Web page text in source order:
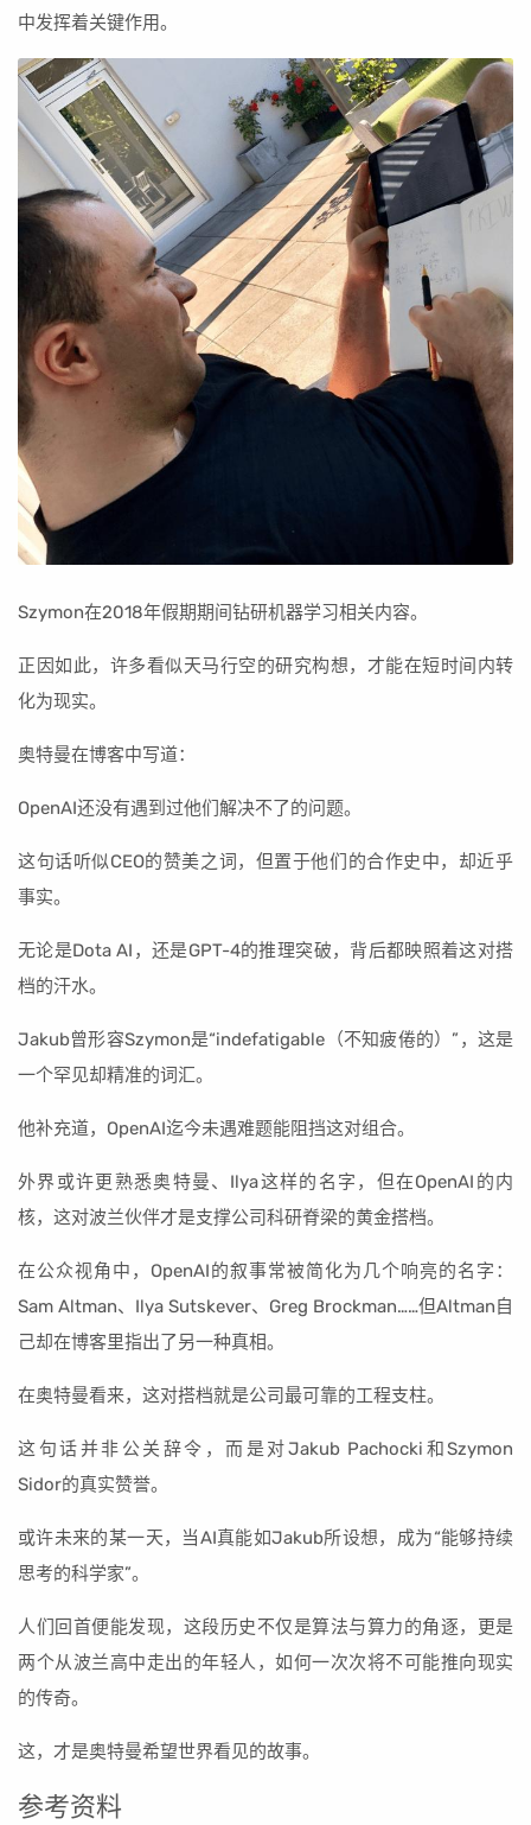
中发挥着关键作用。
Szymon在2018年假期期间钻研机器学习相关内容。
正因如此，许多看似天马行空的研究构想，才能在短时间内转
化为现实。
奥特曼在博客中写道：
OpenAI还没有遇到过他们解决不了的问题。
这句话听似CEO的赞美之词，但置于他们的合作史中，却近乎
事实。
无论是Dota AI，还是GPT-4的推理突破，背后都映照着这对搭
档的汗水。
Jakub曾形容Szymon是“indefatigable（不知疲倦的）”，这是
一个罕见却精准的词汇。
他补充道，OpenAI迄今未遇难题能阻挡这对组合。
外界或许更熟悉奥特曼、Ilya这样的名字，但在OpenAI的内
核，这对波兰伙伴才是支撑公司科研脊梁的黄金搭档。
在公众视角中，OpenAI的叙事常被简化为几个响亮的名字：
Sam Altman、Ilya Sutskever、Greg Brockman……但Altman自
己却在博客里指出了另一种真相。
在奥特曼看来，这对搭档就是公司最可靠的工程支柱。
这句话并非公关辞令，而是对Jakub Pachocki和Szymon
Sidor的真实赞誉。
或许未来的某一天，当AI真能如Jakub所设想，成为“能够持续
思考的科学家”。
人们回首便能发现，这段历史不仅是算法与算力的角逐，更是
两个从波兰高中走出的年轻人，如何一次次将不可能推向现实
的传奇。
这，才是奥特曼希望世界看见的故事。
参考资料